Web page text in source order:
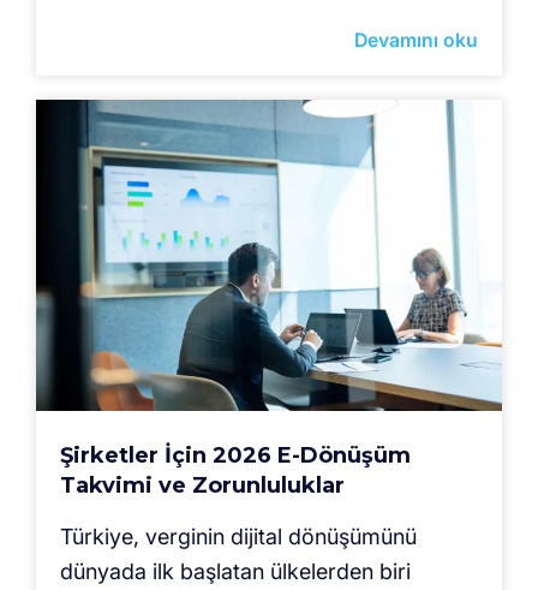
Devamını oku
Şirketler İçin 2026 E-Dönüşüm
Takvimi ve Zorunluluklar
Türkiye, verginin dijital dönüşümünü
dünyada ilk başlatan ülkelerden biri